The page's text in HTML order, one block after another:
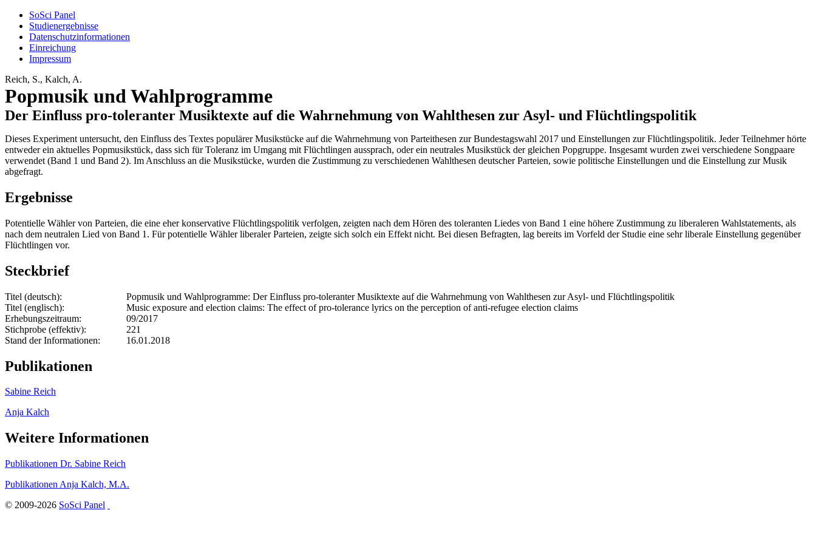
SoSci Panel
Studienergebnisse
Datenschutzinformationen
Einreichung
Impressum
Reich, S., Kalch, A.
Popmusik und Wahlprogramme
Der Einfluss pro-toleranter Musiktexte auf die Wahrnehmung von Wahlthesen zur Asyl- und Flüchtlingspolitik
Dieses Experiment untersucht, den Einfluss des Textes populärer Musikstücke auf die Wahrnehmung von Parteithesen zur Bundestagswahl 2017 und Einstellungen zur Flüchtlingspolitik. Jeder Teilnehmer hörte
entweder ein aktuelles Popmusikstück, dass sich für Toleranz im Umgang mit Flüchtlingen aussprach, oder ein neutrales Musikstück der gleichen Popgruppe. Insgesamt wurden zwei verschiedene Songpaare
verwendet (Band 1 und Band 2). Im Anschluss an die Musikstücke, wurden die Zustimmung zu verschiedenen Wahlthesen deutscher Parteien, sowie politische Einstellungen und die Einstellung zur Musik
abgefragt.
Ergebnisse
Potentielle Wähler von Parteien, die eine eher konservative Flüchtlingspolitik verfolgen, zeigten nach dem Hören des toleranten Liedes von Band 1 eine höhere Zustimmung zu liberaleren Wahlstatements, als
nach dem neutralen Lied von Band 1. Für potentielle Wähler liberaler Parteien, zeigte sich solch ein Effekt nicht. Bei diesen Befragten, lag bereits im Vorfeld der Studie eine sehr liberale Einstellung gegenüber
Flüchtlingen vor.
Steckbrief
Titel (deutsch):
Popmusik und Wahlprogramme: Der Einfluss pro-toleranter Musiktexte auf die Wahrnehmung von Wahlthesen zur Asyl- und Flüchtlingspolitik
Titel (englisch):
Music exposure and election claims: The effect of pro-tolerance lyrics on the perception of anti-refugee election claims
Erhebungszeitraum:
09/2017
Stichprobe (effektiv):
221
Stand der Informationen:
16.01.2018
Publikationen
Sabine Reich
Anja Kalch
Weitere Informationen
Publikationen Dr. Sabine Reich
Publikationen Anja Kalch, M.A.
© 2009-2026 SoSci Panel